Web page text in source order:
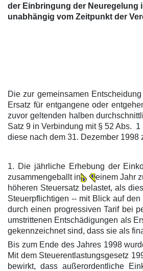
der Einbringung der Neuregelung
unabhängig vom Zeitpunkt der
Die zur gemeinsamen
Ersatz für entgangene oder
zuvor geltenden halben
Satz 9 in Verbindung mit § 52 Abs.
diese nach dem 31. Dezember 1998
1. Die jährliche Erhebung der
zusammengeballt in
einem Jahr
höheren Steuersatz belastet, als
Steuerpflichtigen -- mit Blick auf
durch einen progressiven Tarif bei
umstrittenen Entschädigungen als
gekennzeichnet sind, dass sie als
Bis zum Ende des Jahres 1998
Mit dem Steuerentlastungsgesetz
bewirkt, dass außerordentliche